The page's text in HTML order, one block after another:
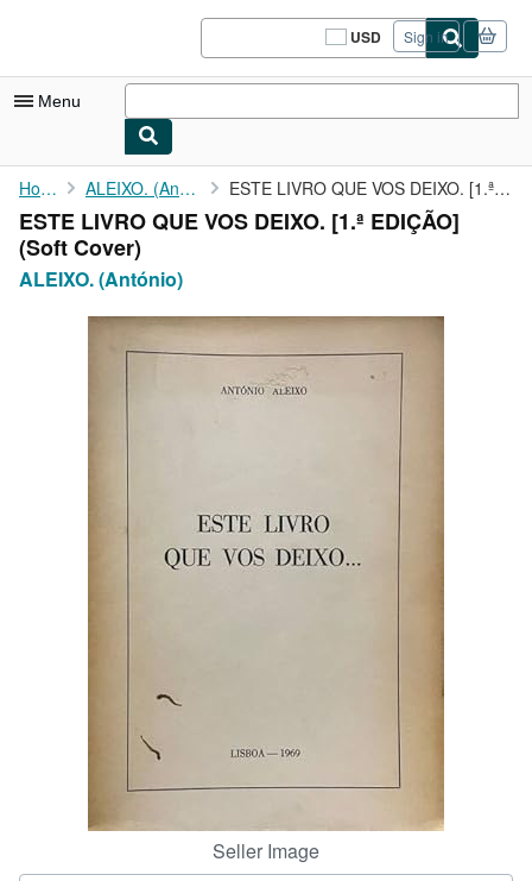
USD
Site
shopping
Sign in
Menu
My Account
My Purchases
Sign Off
Advanced Search
Browse Collections
Art & Collectibles
Home ALEIXO. (António) ESTE LIVRO QUE VOS DEIXO. [1.ª EDIÇÃO]
ESTE LIVRO QUE VOS DEIXO. [1.ª EDIÇÃO]
(Soft Cover)
ALEIXO. (António)
Seller Image